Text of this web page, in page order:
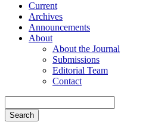
Current
Archives
Announcements
About
About the Journal
Submissions
Editorial Team
Contact
Search